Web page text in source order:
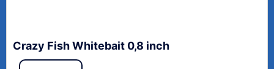
Crazy Fish Whitebait 0,8 inch